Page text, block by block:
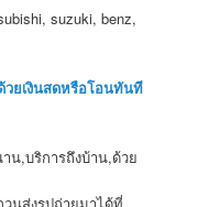
suzuki, benz,
วยเงินสดหรือโอนทันที
น,บริการถึงบ้าน,ด้วย